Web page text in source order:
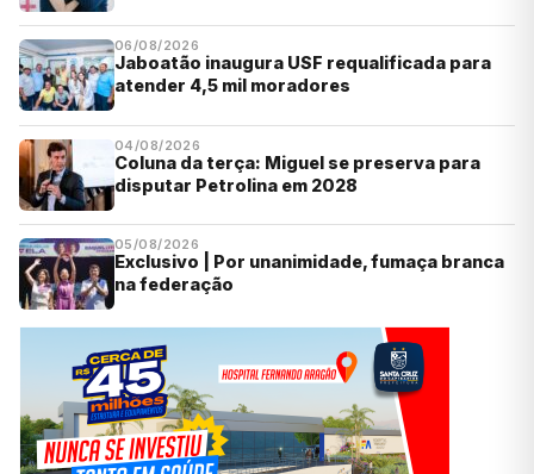
06/08/2026
Jaboatão inaugura USF requalificada para
atender 4,5 mil moradores
04/08/2026
Coluna da terça: Miguel se preserva para
disputar Petrolina em 2028
05/08/2026
Exclusivo | Por unanimidade, fumaça branca
na federação